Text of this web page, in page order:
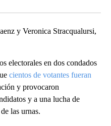
y Veronica Stracqualursi,
electorales en dos condados
cientos de votantes fueran
y provocaron
y a una lucha de
las urnas.